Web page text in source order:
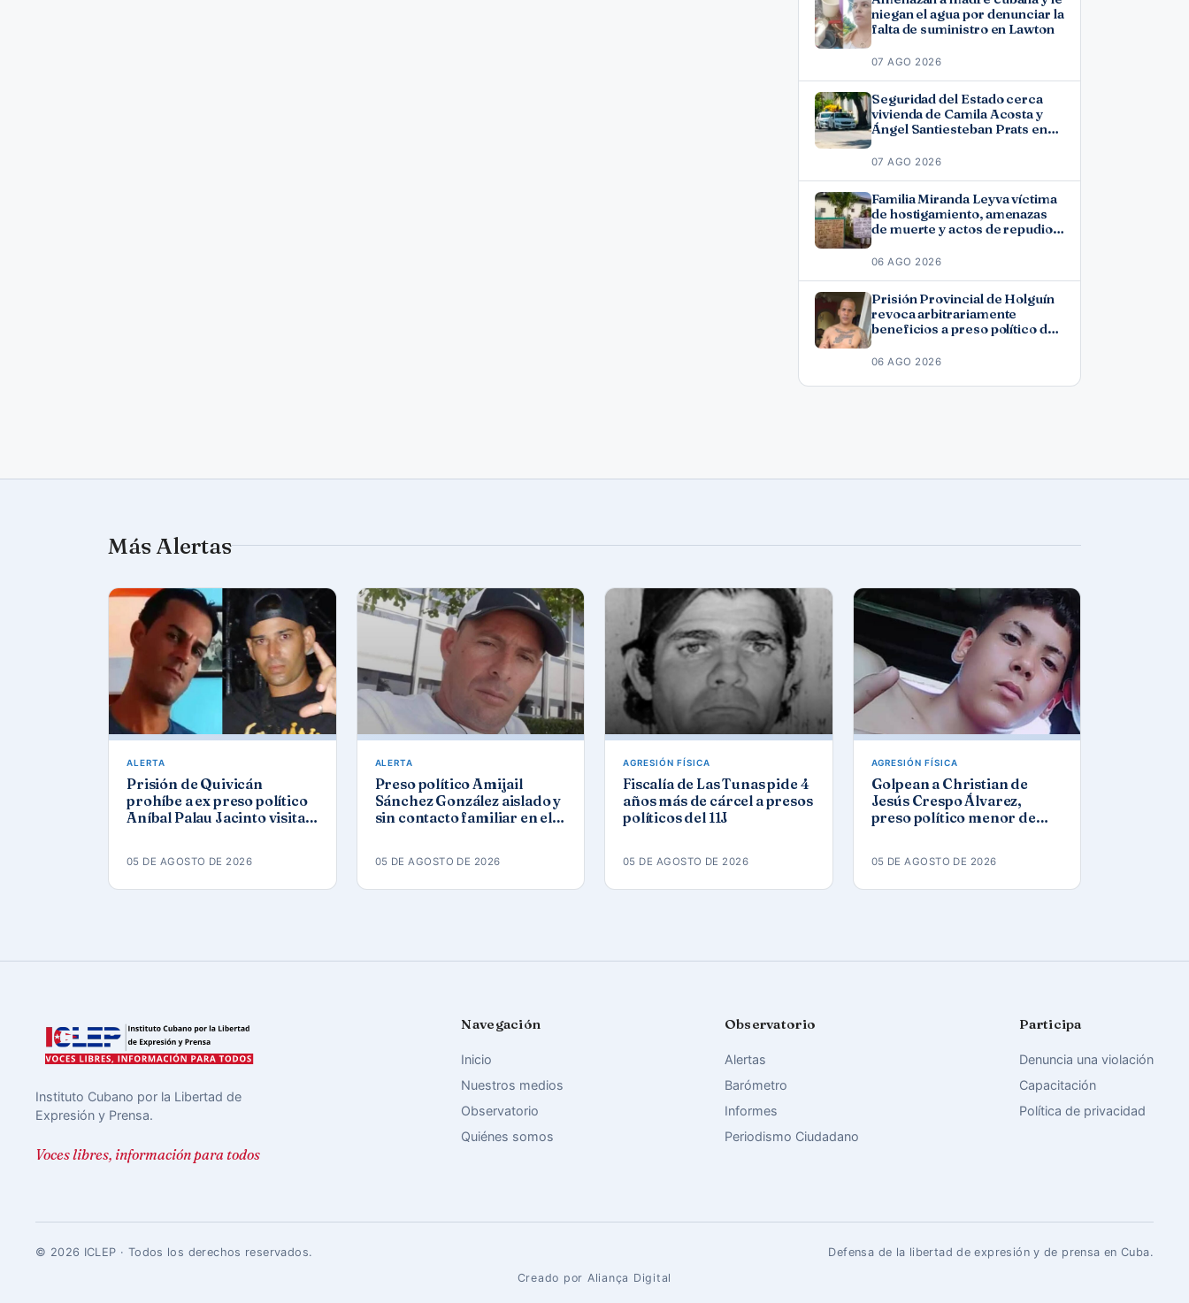
niegan el agua por denunciar la
falta de suministro en Lawton
07 AGO 2026
Seguridad del Estado cerca
vivienda de Camila Acosta y
Ángel Santiesteban Prats en
07 AGO 2026
Familia Miranda Leyva víctima
de hostigamiento, amenazas
de muerte y actos de repudio
06 AGO 2026
Prisión Provincial de Holguín
revoca arbitrariamente
beneficios a preso político del
06 AGO 2026
Más Alertas
ALERTA
Prisión de Quivicán
prohíbe a ex preso político
Aníbal Palau Jacinto visitar
05 DE AGOSTO DE 2026
ALERTA
Preso político Amijail
Sánchez González aislado y
sin contacto familiar en el
05 DE AGOSTO DE 2026
AGRESIÓN FÍSICA
Fiscalía de Las Tunas pide 4
años más de cárcel a presos
políticos del 11J
05 DE AGOSTO DE 2026
AGRESIÓN FÍSICA
Golpean a Christian de
Jesús Crespo Álvarez,
preso político menor de
05 DE AGOSTO DE 2026
Instituto Cubano por la Libertad de
Expresión y Prensa.
Voces libres, información para todos
Navegación
Inicio
Nuestros medios
Observatorio
Quiénes somos
Observatorio
Alertas
Barómetro
Informes
Periodismo Ciudadano
Participa
Denuncia una violación
Capacitación
Política de privacidad
© 2026 ICLEP · Todos los derechos reservados.
Defensa de la libertad de expresión y de prensa en Cuba.
Creado por Aliança Digital